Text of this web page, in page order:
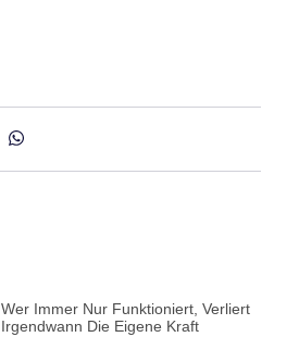
Wer Immer Nur Funktioniert, Verliert
Irgendwann Die Eigene Kraft